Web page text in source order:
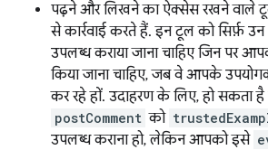
पढ़ने और लिखने का ऐक्सेस रखने वाले
से कार्रवाई करते हैं. इन टूल को सिर्फ़
उपलब्ध कराया जाना चाहिए जिन पर
किया जाना चाहिए, जब वे आपके
कर रहे हों. उदाहरण के लिए, हो सकता
postComment को
उपलब्ध कराना हो, लेकिन आपको इसे